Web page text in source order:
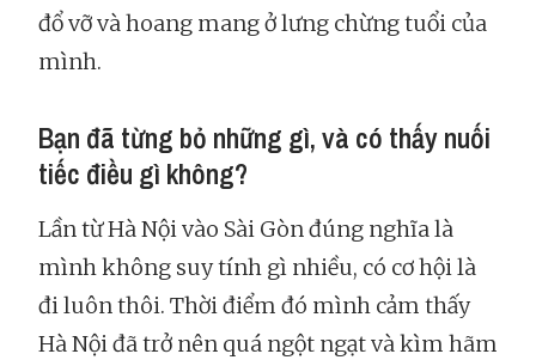
đổ vỡ và hoang mang ở lưng chừng tuổi của
mình.
Bạn đã từng bỏ những gì, và có thấy nuối
tiếc điều gì không?
Lần từ Hà Nội vào Sài Gòn đúng nghĩa là
mình không suy tính gì nhiều, có cơ hội là
đi luôn thôi. Thời điểm đó mình cảm thấy
Hà Nội đã trở nên quá ngột ngạt và kìm hãm